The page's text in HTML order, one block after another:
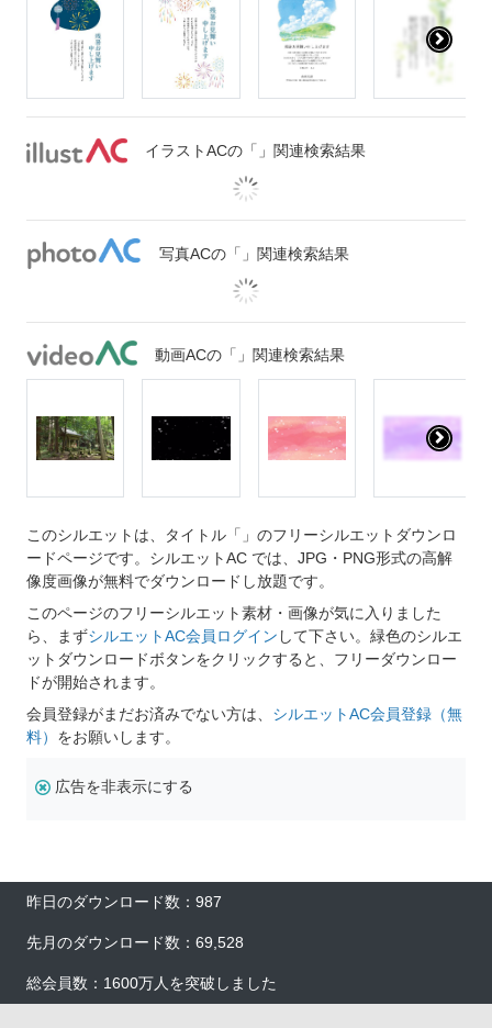
イラストACの「」関連検索結果
写真ACの「」関連検索結果
動画ACの「」関連検索結果
このシルエットは、タイトル「」のフリーシルエットダウンロ
ードページです。シルエットAC では、JPG・PNG形式の高解
像度画像が無料でダウンロードし放題です。
このページのフリーシルエット素材・画像が気に入りました
ら、まずシルエットAC会員ログイン して下さい。緑色のシルエ
ットダウンロードボタンをクリックすると、フリーダウンロー
ドが開始されます。
会員登録がまだお済みでない方は、 シルエットAC会員登録（無
料） をお願いします。
広告を非表示にする
昨日のダウンロード数：987
先月のダウンロード数：69,528
総会員数：1600万人を突破しました